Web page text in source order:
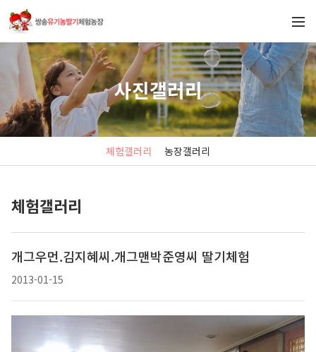
사진갤러리
체험갤러리 농장갤러리
체험갤러리
개그우먼.김지혜씨.개그맨박준영씨 딸기체험
2013-01-15